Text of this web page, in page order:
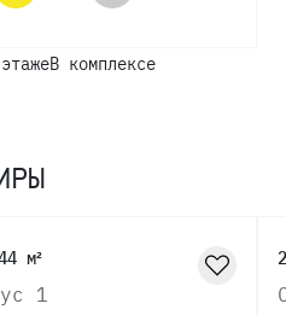
В комплексе
м²
1